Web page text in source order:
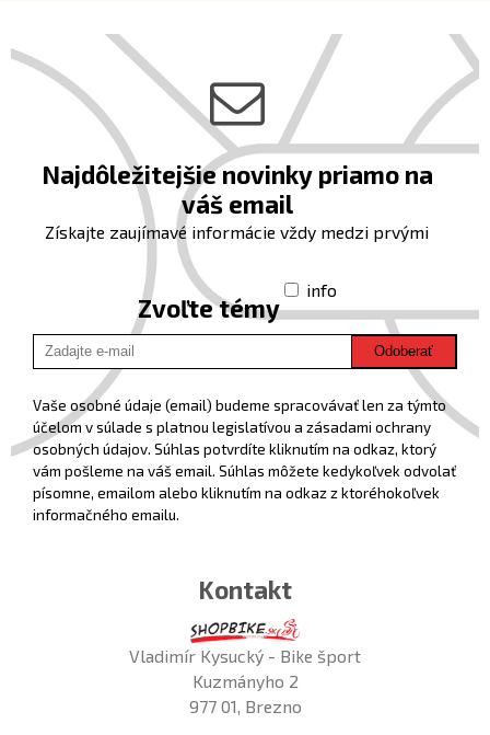
Najdôležitejšie novinky priamo na
váš email
Získajte zaujímavé informácie vždy medzi prvými
Zvoľte témy
info
Odoberať
Vaše osobné údaje (email) budeme spracovávať len za týmto
účelom v súlade s platnou legislatívou a zásadami ochrany
osobných údajov. Súhlas potvrdíte kliknutím na odkaz, ktorý
vám pošleme na váš email. Súhlas môžete kedykoľvek odvolať
písomne, emailom alebo kliknutím na odkaz z ktoréhokoľvek
informačného emailu.
Kontakt
Vladimír Kysucký - Bike šport
Kuzmányho 2
977 01, Brezno